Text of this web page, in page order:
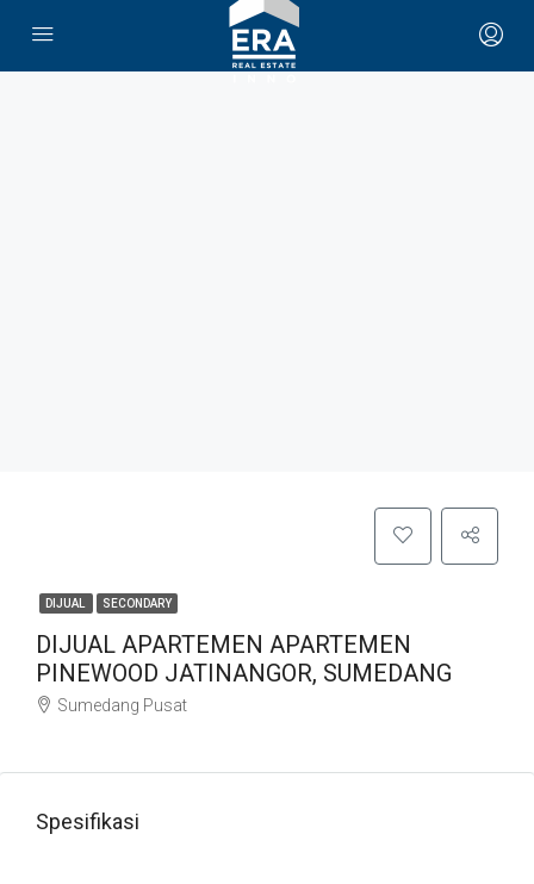
DIJUAL SECONDARY
DIJUAL APARTEMEN APARTEMEN
PINEWOOD JATINANGOR, SUMEDANG
Sumedang Pusat
Spesifikasi